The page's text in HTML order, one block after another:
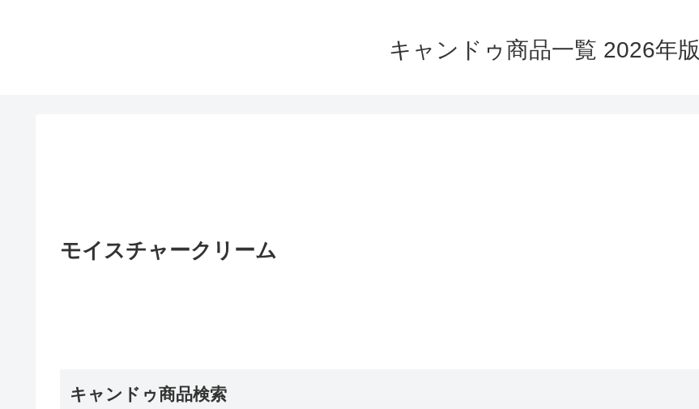
キャンドゥ商品一覧 2026年版
モイスチャークリーム
キャンドゥ商品検索